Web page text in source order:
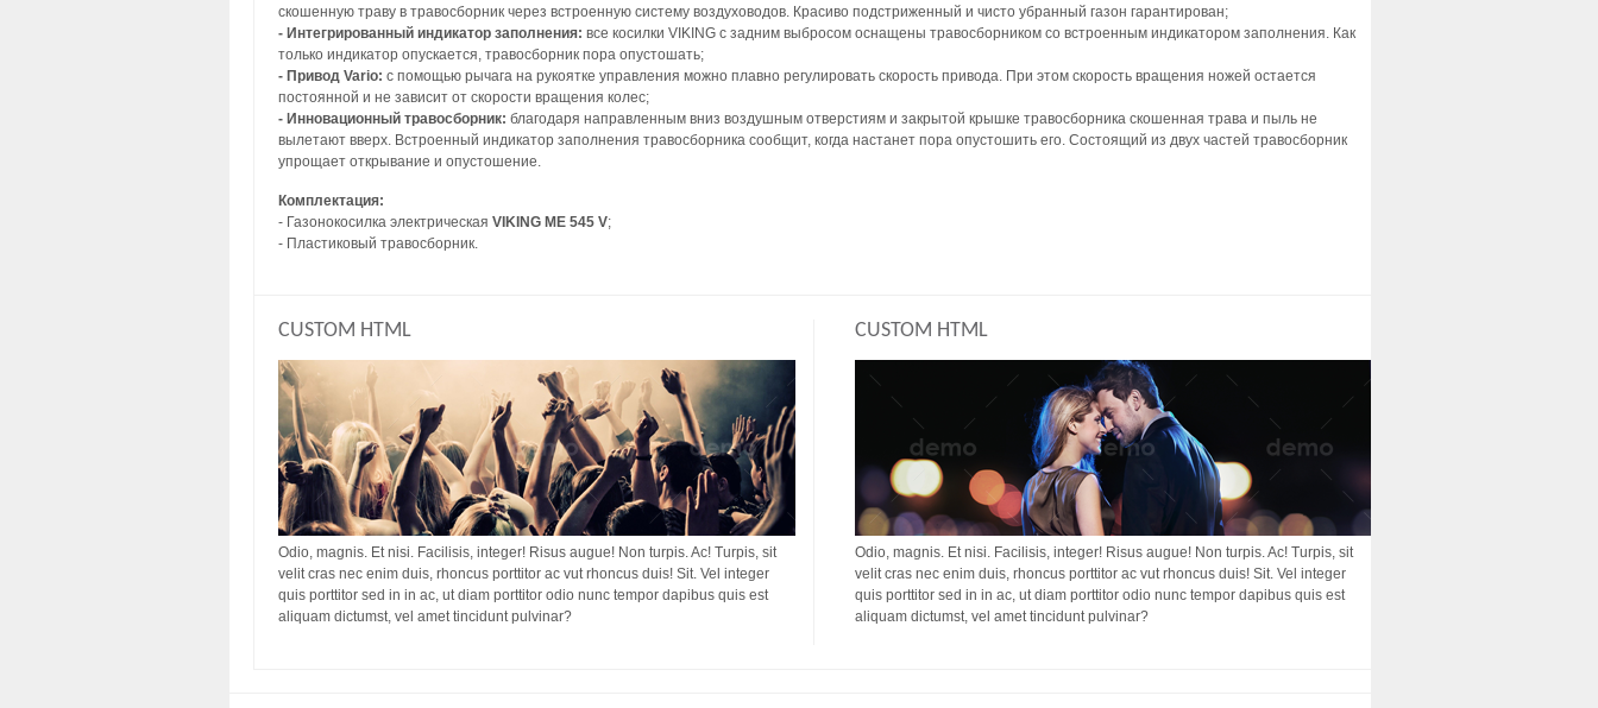
скошенную траву в травосборник через встроенную систему воздуховодов. Красиво подстриженный и чисто убранный газон гарантирован;
- Интегрированный индикатор заполнения: все косилки VIKING с задним выбросом оснащены травосборником со встроенным индикатором заполнения. Как
только индикатор опускается, травосборник пора опустошать;
- Привод Vario: с помощью рычага на рукоятке управления можно плавно регулировать скорость привода. При этом скорость вращения ножей остается
постоянной и не зависит от скорости вращения колес;
- Инновационный травосборник: благодаря направленным вниз воздушным отверстиям и закрытой крышке травосборника скошенная трава и пыль не
вылетают вверх. Встроенный индикатор заполнения травосборника сообщит, когда настанет пора опустошить его. Состоящий из двух частей травосборник
упрощает открывание и опустошение.
Комплектация:
- Газонокосилка электрическая VIKING ME 545 V;
- Пластиковый травосборник.
CUSTOM HTML
Odio, magnis. Et nisi. Facilisis, integer! Risus augue! Non turpis. Ac! Turpis, sit
velit cras nec enim duis, rhoncus porttitor ac vut rhoncus duis! Sit. Vel integer
quis porttitor sed in in ac, ut diam porttitor odio nunc tempor dapibus quis est
aliquam dictumst, vel amet tincidunt pulvinar?
CUSTOM HTML
Odio, magnis. Et nisi. Facilisis, integer! Risus augue! Non turpis. Ac! Turpis, sit
velit cras nec enim duis, rhoncus porttitor ac vut rhoncus duis! Sit. Vel integer
quis porttitor sed in in ac, ut diam porttitor odio nunc tempor dapibus quis est
aliquam dictumst, vel amet tincidunt pulvinar?